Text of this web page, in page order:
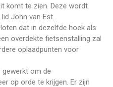
komt te zien. Deze wordt
John van Est.
dat in dezelfde hoek als
overdekte fietsenstalling zal
oplaadpunten voor
gewerkt om de
op orde te krijgen. Er zijn